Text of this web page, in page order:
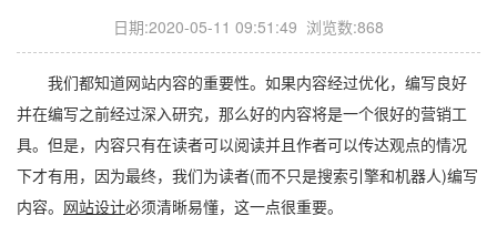
日期:2020-05-11 09:51:49 浏览数:868
我们都知道网站内容的重要性。如果内容经过优化，编写良好
并在编写之前经过深入研究，那么好的内容将是一个很好的营销工
具。但是，内容只有在读者可以阅读并且作者可以传达观点的情况
下才有用，因为最终，我们为读者(而不只是搜索引擎和机器人)编写
内容。 网站设计必须清晰易懂，这一点很重要。